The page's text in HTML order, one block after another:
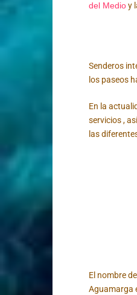
del Medioy
Senderos
los paseos
En la
servicios ,
las
El nombre
Aguamarga